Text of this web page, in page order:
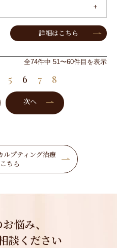
詳細はこちら
全74件中 51〜60件目を表示
5 6 7 8
次へ
ルプティング治療
ちら
悩み、
談ください